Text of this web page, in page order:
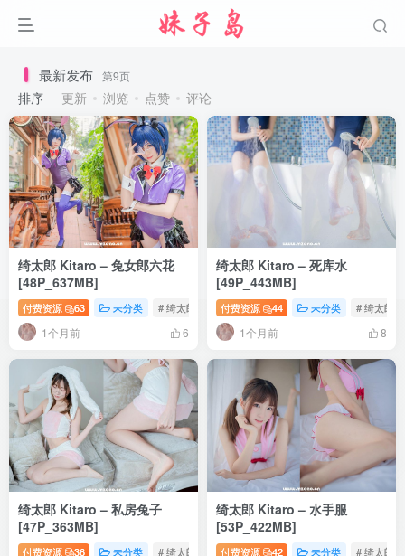
最新发布 第9页
排序 更新 浏览 点赞 评论
绮太郎 Kitaro – 兔女郎六花
[48P_637MB]
付费资源 63 未分类 # 绮太郎写真 # 兔女郎 # 动漫写真
1个月前 6
绮太郎 Kitaro – 死库水
[49P_443MB]
付费资源 44 未分类 # 绮太郎
1个月前 8
绮太郎 Kitaro – 私房兔子
[47P_363MB]
付费资源 36 未分类 # 绮太郎写真 # 写真集 # 私房兔子
绮太郎 Kitaro – 水手服
[53P_422MB]
付费资源 42 未分类 # 绮太郎